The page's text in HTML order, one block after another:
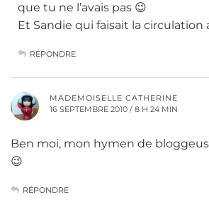
que tu ne l’avais pas 😉
Et Sandie qui faisait la circulation
RÉPONDRE
MADEMOISELLE CATHERINE
16 SEPTEMBRE 2010 / 8 H 24 MIN
Ben moi, mon hymen de
😉
RÉPONDRE